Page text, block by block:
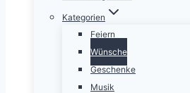
Kategorien
Feiern
Wünsche
Geschenke
Musik